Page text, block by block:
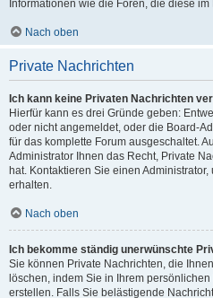
Informationen wie die Foren, die diese
Nach oben
Private Nachrichten
Ich kann keine Privaten Nachrichten
Hierfür kann es drei Gründe geben:
oder nicht angemeldet, oder die Board-
für das komplette Forum ausgeschaltet.
Administrator Ihnen das Recht, Private
hat. Kontaktieren Sie einen
erhalten.
Nach oben
Ich bekomme ständig unerwünschte
Sie können Private Nachrichten, die
löschen, indem Sie in Ihrem
erstellen. Falls Sie belästigende